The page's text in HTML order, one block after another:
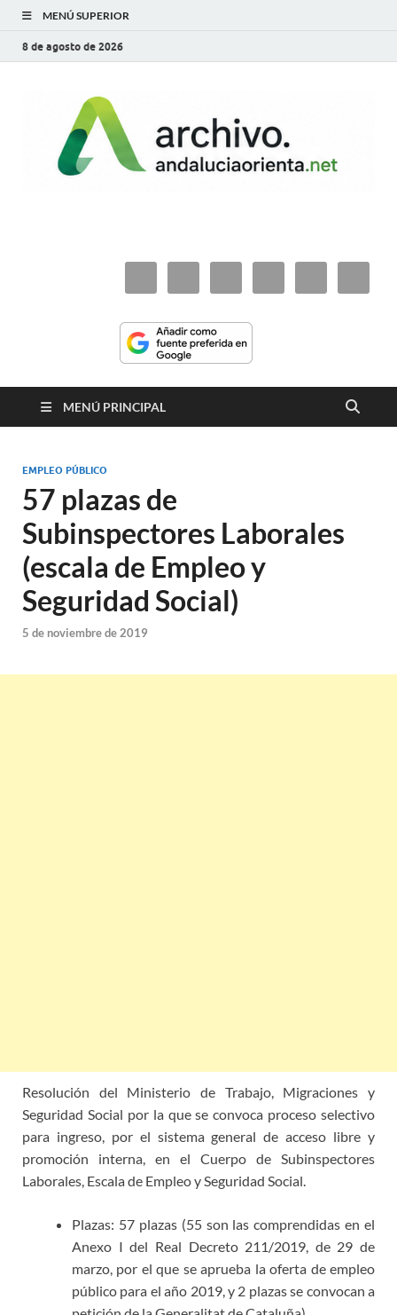
MENÚ SUPERIOR
8 de agosto de 2026
MENÚ PRINCIPAL
EMPLEO PÚBLICO
57 plazas de
Subinspectores Laborales
(escala de Empleo y
Seguridad Social)
5 de noviembre de 2019
Resolución del Ministerio de Trabajo, Migraciones y
Seguridad Social por la que se convoca proceso selectivo
para ingreso, por el sistema general de acceso libre y
promoción interna, en el Cuerpo de Subinspectores
Laborales, Escala de Empleo y Seguridad Social.
Plazas: 57 plazas (55 son las comprendidas en el
Anexo I del Real Decreto 211/2019, de 29 de
marzo, por el que se aprueba la oferta de empleo
público para el año 2019, y 2 plazas se convocan a